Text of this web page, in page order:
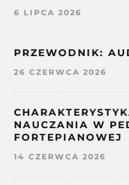
6 LIPCA 2026
PRZEWODNIK:
26 CZERWCA 2026
NAUCZANIA W
FORTEPIANOWEJ
14 CZERWCA 2026